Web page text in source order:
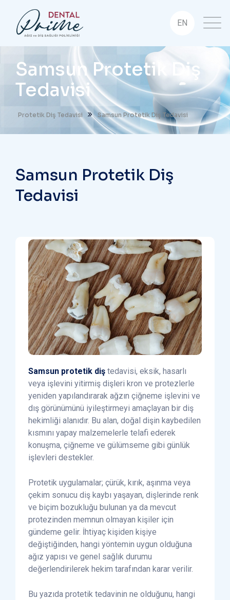
EN
Samsun Protetik Diş
Tedavisi
Protetik Diş Tedavisi Samsun Protetik Diş Tedavisi
Samsun Protetik Diş
Tedavisi
Samsun protetik diş tedavisi, eksik, hasarlı
veya işlevini yitirmiş dişleri kron ve protezlerle
yeniden yapılandırarak ağzın çiğneme işlevini ve
dış görünümünü iyileştirmeyi amaçlayan bir diş
hekimliği alanıdır. Bu alan, doğal dişin kaybedilen
kısmını yapay malzemelerle telafi ederek
konuşma, çiğneme ve gülümseme gibi günlük
işlevleri destekler.
Protetik uygulamalar; çürük, kırık, aşınma veya
çekim sonucu diş kaybı yaşayan, dişlerinde renk
ve biçim bozukluğu bulunan ya da mevcut
protezinden memnun olmayan kişiler için
gündeme gelir. İhtiyaç kişiden kişiye
değiştiğinden, hangi yöntemin uygun olduğuna
ağız yapısı ve genel sağlık durumu
değerlendirilerek hekim tarafından karar verilir.
Bu yazıda protetik tedavinin ne olduğunu, hangi